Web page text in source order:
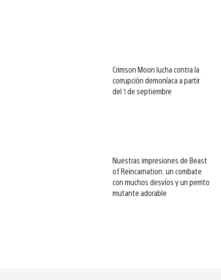
Crimson Moon lucha contra la
corrupción demoníaca a partir
del 1 de septiembre
Nuestras impresiones de Beast
of Reincarnation: un combate
con muchos desvíos y un perrito
mutante adorable